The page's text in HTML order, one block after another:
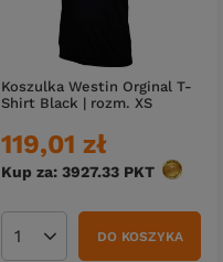
Koszulka Westin Orginal T-
Shirt Black | rozm. XS
119,01 zł
Kup za: 3927.33 PKT punktów
Ilość produktówDO KOSZYKA